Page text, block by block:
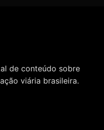
de conteúdo sobre
viária brasileira.